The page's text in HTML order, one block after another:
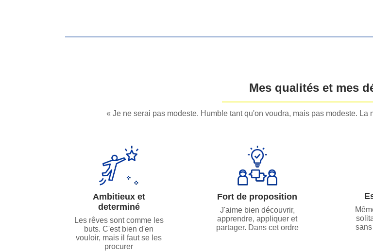
Mes qualités et mes
Je ne serai pas modeste. Humble tant qu'on voudra, mais pas modeste. La
Ambitieux et
determiné
Les rêves sont comme les
buts. C'est bien d'en
vouloir, mais il faut se les
procurer
Fort de proposition
J'aime bien découvrir,
apprendre, appliquer et
partager. Dans cet ordre